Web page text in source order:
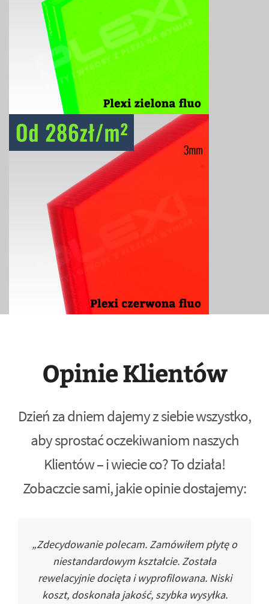
Opinie Klientów
Dzień za dniem dajemy z siebie wszystko,
aby sprostać oczekiwaniom naszych
Klientów – i wiecie co? To działa!
Zobaczcie sami, jakie opinie dostajemy:
„Zdecydowanie polecam. Zamówiłem płytę o
niestandardowym kształcie. Została
rewelacyjnie docięta i wyprofilowana. Niski
koszt, doskonała jakość, szybka wysyłka.